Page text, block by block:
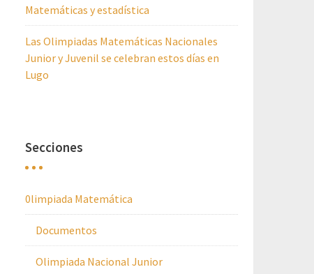
Matemáticas y estadística
Las Olimpiadas Matemáticas Nacionales
Junior y Juvenil se celebran estos días en
Lugo
Secciones
0limpiada Matemática
Documentos
Olimpiada Nacional Junior